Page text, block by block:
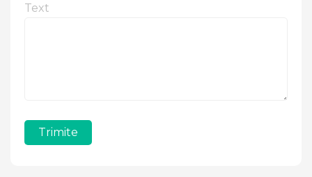
Text
Trimite